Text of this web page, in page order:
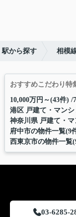
駅から探す 相模
おすすめこだわり特
10,000万円～(43件)
港区 戸建て・マンシ
神奈川県 戸建て・
府中市の物件一覧(9
西東京市の物件一覧
03-6285-